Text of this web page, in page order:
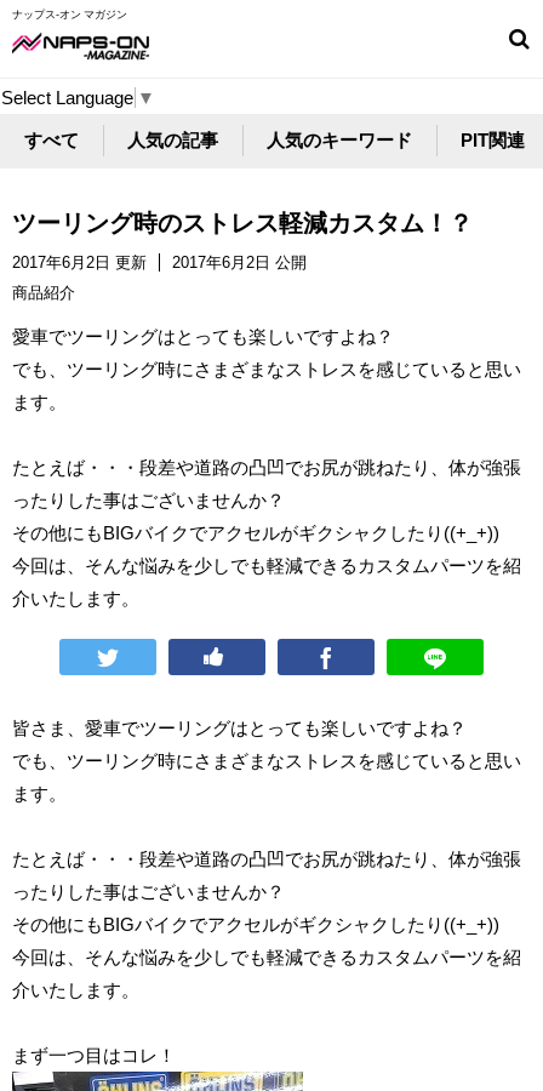
ナップス-オン マガジン
Select Language ▼
すべて 人気の記事 人気のキーワード PIT関連
ツーリング時のストレス軽減カスタム！？
2017年6月2日 更新
2017年6月2日 公開
商品紹介
愛車でツーリングはとっても楽しいですよね？
でも、ツーリング時にさまざまなストレスを感じていると思い
ます。
たとえば・・・段差や道路の凸凹でお尻が跳ねたり、体が強張
ったりした事はございませんか？
その他にもBIGバイクでアクセルがギクシャクしたり((+_+))
今回は、そんな悩みを少しでも軽減できるカスタムパーツを紹
介いたします。
皆さま、愛車でツーリングはとっても楽しいですよね？
でも、ツーリング時にさまざまなストレスを感じていると思い
ます。
たとえば・・・段差や道路の凸凹でお尻が跳ねたり、体が強張
ったりした事はございませんか？
その他にもBIGバイクでアクセルがギクシャクしたり((+_+))
今回は、そんな悩みを少しでも軽減できるカスタムパーツを紹
介いたします。
まず一つ目はコレ！